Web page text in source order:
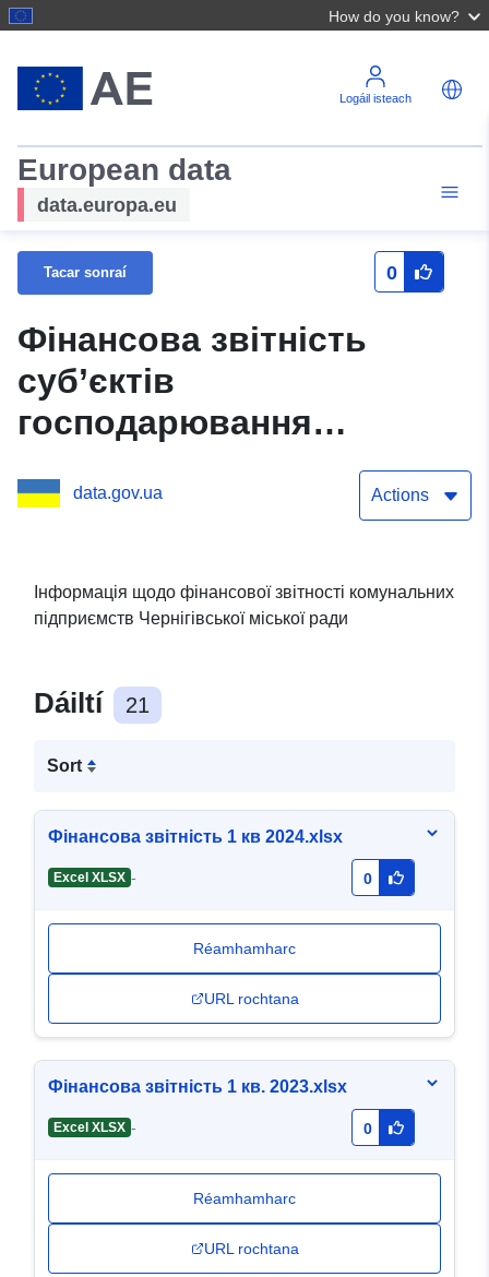
How do you know?
Logáil isteach
European data
data.europa.eu
Tacar sonraí 0
Фінансова звітність
суб’єктів
господарювання
комунального сектору
економіки м. Чернігова
data.gov.ua Actions
Інформація щодо фінансової звітності комунальних
підприємств Чернігівської міської ради
Dáiltí 21
Sort
Фінансова звітність 1 кв 2024.xlsx
Excel XLSX - 0
Réamhamharc
URL rochtana
Фінансова звітність 1 кв. 2023.xlsx
Excel XLSX - 0
Réamhamharc
URL rochtana